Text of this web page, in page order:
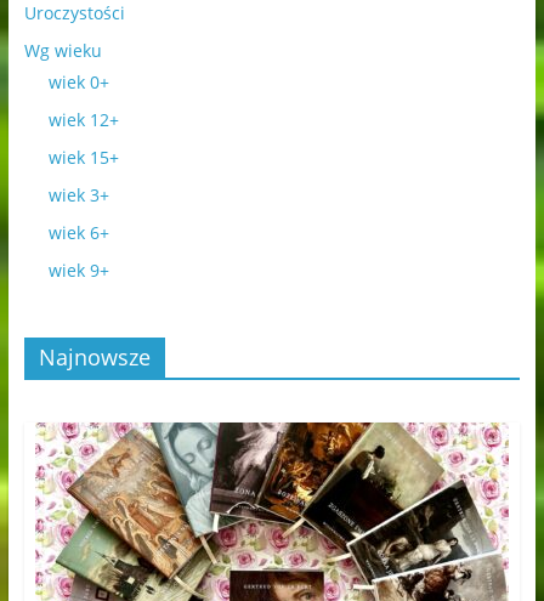
Uroczystości
Wg wieku
wiek 0+
wiek 12+
wiek 15+
wiek 3+
wiek 6+
wiek 9+
Najnowsze